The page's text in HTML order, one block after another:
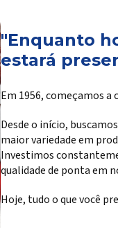
"Enquanto
estará
Em 1956, começamos
Desde o início,
maior variedade em
Investimos
qualidade de ponta em
Hoje, tudo o que você